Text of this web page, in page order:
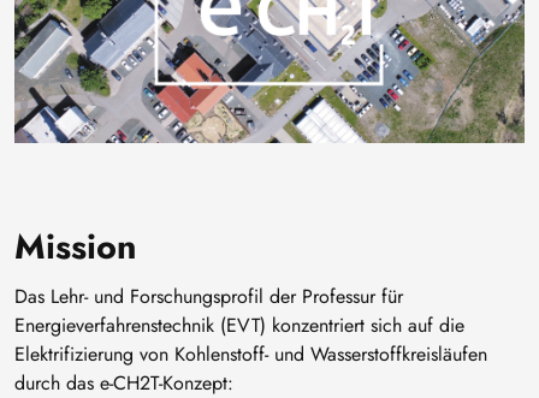
Mission
Das Lehr- und Forschungsprofil der Professur für
Energieverfahrenstechnik (EVT) konzentriert sich auf die
Elektrifizierung von Kohlenstoff- und Wasserstoffkreisläufen
durch das e-CH2T-Konzept: